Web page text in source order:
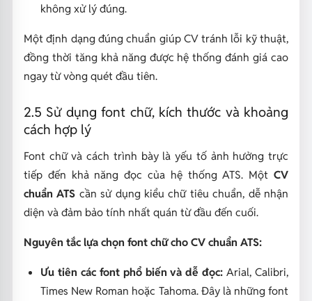
không xử lý đúng.
Một định dạng đúng chuẩn giúp CV tránh lỗi kỹ thuật,
đồng thời tăng khả năng được hệ thống đánh giá cao
ngay từ vòng quét đầu tiên.
2.5 Sử dụng font chữ, kích thước và khoảng
cách hợp lý
Font chữ và cách trình bày là yếu tố ảnh hưởng trực
tiếp đến khả năng đọc của hệ thống ATS. MộtCV
chuẩn ATS cần sử dụng kiểu chữ tiêu chuẩn, dễ nhận
diện và đảm bảo tính nhất quán từ đầu đến cuối.
Nguyên tắc lựa chọn font chữ cho CV chuẩn ATS:
Ưu tiên các font phổ biến và dễ đọc: Arial, Calibri,
Times New Roman hoặc Tahoma. Đây là những font